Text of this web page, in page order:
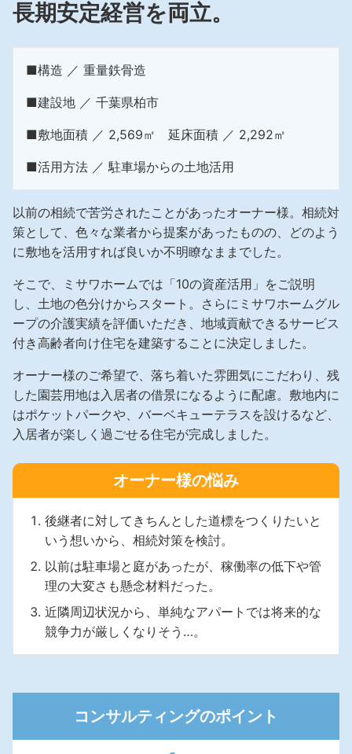
分譲住宅（建売・土地）検索
中古住宅検索
スムストック検索
売る [MISAWA RELAY]
住まいの売却
これから住まいをご検討の方
多彩な動画やこだわりが詰まった建築実例、注目の最新情報など、住
まいづくりを楽しく学べるデジタルラウンジです。
ホームラウンジ 新築・戸建て
法人のお客さま
企業不動産活用（CRE）戦略
社宅建築
医療・介護・子育て・障がい福祉施設
これから土地活用・賃貸経営をご検討の方
土地活用の基礎から長期安定経営を目指すオーナー様まで、賃貸経営
に役立つ多彩な情報を幅広くお届けします。
ホームラウンジ 土地活用・賃貸経営
ホテル・旅館リフォーム
リフォーム営業所
これからリフォームをご検討の方
実例動画や基礎知識、収納の工夫など、理想の住まいを叶えるリフォ
ームの具体策とアイデアを豊富にご用意しています。
ホームラウンジ リフォーム
分譲マンション開発事業
収益不動産・投資開発事業
建築再生事業
事業用売買
事業用地・事業用建物
分譲用地
すべてのフィールドに新しい価値をデザインし、持続可能な未来志向
のまちづくりを実現していきます。
保証制度
アフターメンテナンス
ミサワリフォーム
ご相談窓口
ミサワホームオーナーさま・リフォーム工事ご契約者さまとミサワ
ホームを結ぶコミュニケーションサイト。お得・便利・安心なコン
テンツや、ミサワホームからの大切なお知らせなど配信しています。
ミサワオーナーズクラブ
MISAWAについて
ミサワホームグループ
環境活動
新卒者採用
障がい者採用
ウエルネス事業
海外事業
カタログ請求
住まいのご相談
長期安定経営を両立。
■構造 ／ 重量鉄骨造
■建設地 ／ 千葉県柏市
■敷地面積 ／ 2,569㎡ 延床面積 ／ 2,292㎡
■活用方法 ／ 駐車場からの土地活用
以前の相続で苦労されたことがあったオーナー様。相続対
策として、色々な業者から提案があったものの、どのよう
に敷地を活用すれば良いか不明瞭なままでした。
そこで、ミサワホームでは「10の資産活用」をご説明
し、土地の色分けからスタート。さらにミサワホームグル
ープの介護実績を評価いただき、地域貢献できるサービス
付き高齢者向け住宅を建築することに決定しました。
オーナー様のご希望で、落ち着いた雰囲気にこだわり、残
した園芸用地は入居者の借景になるように配慮。敷地内に
はポケットパークや、バーベキューテラスを設けるなど、
入居者が楽しく過ごせる住宅が完成しました。
オーナー様の悩み
後継者に対してきちんとした道標をつくりたいと
いう想いから、相続対策を検討。
以前は駐車場と庭があったが、稼働率の低下や管
理の大変さも懸念材料だった。
近隣周辺状況から、単純なアパートでは将来的な
競争力が厳しくなりそう…。
コンサルティングのポイント